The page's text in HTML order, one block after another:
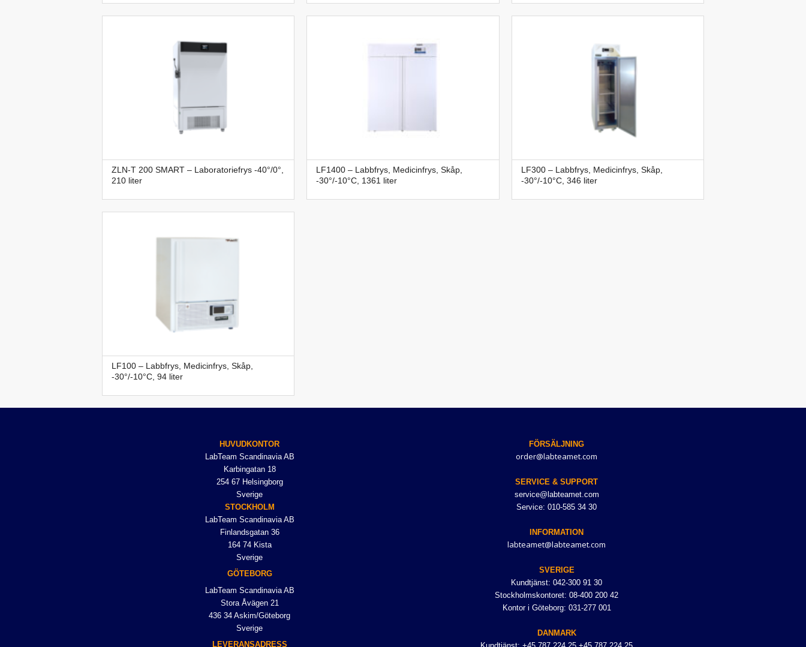
ZLN-T 200 SMART – Laboratoriefrys -40°/0°,
210 liter
LF1400 – Labbfrys, Medicinfrys, Skåp,
-30°/-10°C, 1361 liter
LF300 – Labbfrys, Medicinfrys, Skåp,
-30°/-10°C, 346 liter
LF100 – Labbfrys, Medicinfrys, Skåp,
-30°/-10°C, 94 liter
HUVUDKONTOR
LabTeam Scandinavia AB
Karbingatan 18
254 67 Helsingborg
Sverige
STOCKHOLM
LabTeam Scandinavia AB
Finlandsgatan 36
164 74 Kista
Sverige
GÖTEBORG
LabTeam Scandinavia AB
Stora Åvägen 21
436 34 Askim/Göteborg
Sverige
LEVERANSADRESS
FÖRSÄLJNING
order@labteamet.com
SERVICE & SUPPORT
service@labteamet.com
Service: 010-585 34 30
INFORMATION
labteamet@labteamet.com
SVERIGE
Kundtjänst: 042-300 91 30
Stockholmskontoret: 08-400 200 42
Kontor i Göteborg: 031-277 001
DANMARK